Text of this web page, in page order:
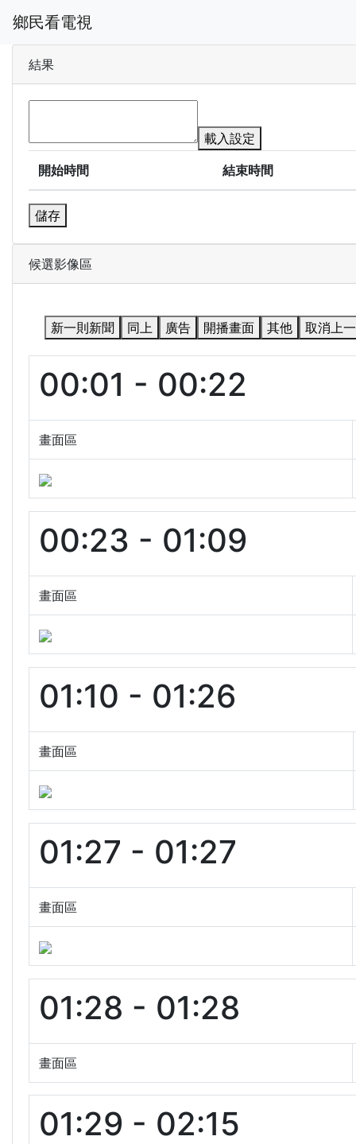
鄉民看電視
結果
載入設定
開始時間
結束時間
儲存
候選影像區
新一則新聞 同上 廣告 開播畫面 其他 取消上
00:01 - 00:22
畫面區
00:23 - 01:09
畫面區
01:10 - 01:26
畫面區
01:27 - 01:27
畫面區
01:28 - 01:28
畫面區
01:29 - 02:15